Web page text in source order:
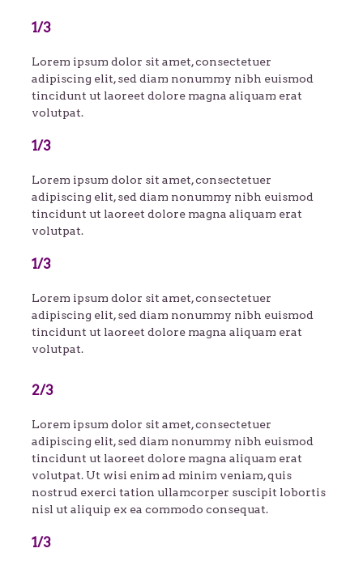
1/3
Lorem ipsum dolor sit amet, consectetuer
adipiscing elit, sed diam nonummy nibh euismod
tincidunt ut laoreet dolore magna aliquam erat
volutpat.
1/3
Lorem ipsum dolor sit amet, consectetuer
adipiscing elit, sed diam nonummy nibh euismod
tincidunt ut laoreet dolore magna aliquam erat
volutpat.
1/3
Lorem ipsum dolor sit amet, consectetuer
adipiscing elit, sed diam nonummy nibh euismod
tincidunt ut laoreet dolore magna aliquam erat
volutpat.
2/3
Lorem ipsum dolor sit amet, consectetuer
adipiscing elit, sed diam nonummy nibh euismod
tincidunt ut laoreet dolore magna aliquam erat
volutpat. Ut wisi enim ad minim veniam, quis
nostrud exerci tation ullamcorper suscipit lobortis
nisl ut aliquip ex ea commodo consequat.
1/3